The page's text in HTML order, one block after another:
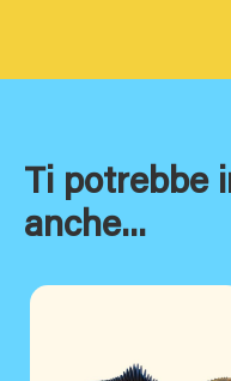
Ti potrebbe
anche...